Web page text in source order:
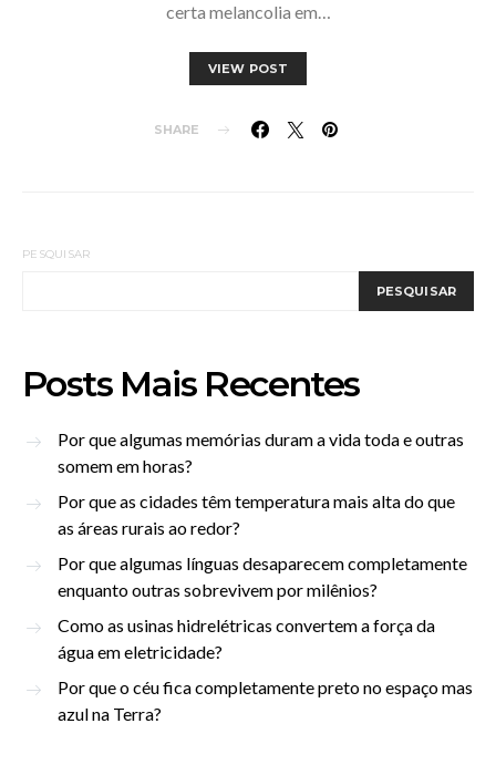
certa melancolia em…
VIEW POST
SHARE
PESQUISAR
PESQUISAR
Posts Mais Recentes
Por que algumas memórias duram a vida toda e outras
somem em horas?
Por que as cidades têm temperatura mais alta do que
as áreas rurais ao redor?
Por que algumas línguas desaparecem completamente
enquanto outras sobrevivem por milênios?
Como as usinas hidrelétricas convertem a força da
água em eletricidade?
Por que o céu fica completamente preto no espaço mas
azul na Terra?